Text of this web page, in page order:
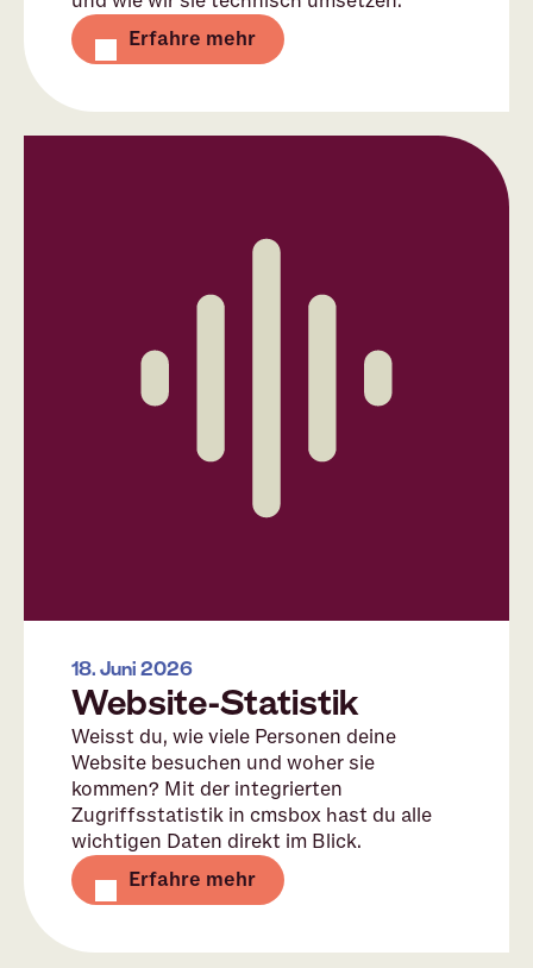
Erfahre mehr
18. Juni 2026
Website-Statistik
Weisst du, wie viele Personen deine
Website besuchen und woher sie
kommen? Mit der integrierten
Zugriffsstatistik in cmsbox hast du alle
wichtigen Daten direkt im Blick.
Erfahre mehr